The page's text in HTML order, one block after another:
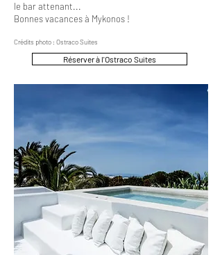
le bar attenant...
Bonnes vacances à Mykonos !
Crédits photo : Ostraco Suites
Réserver à l'Ostraco Suites